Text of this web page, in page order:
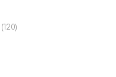
(120)